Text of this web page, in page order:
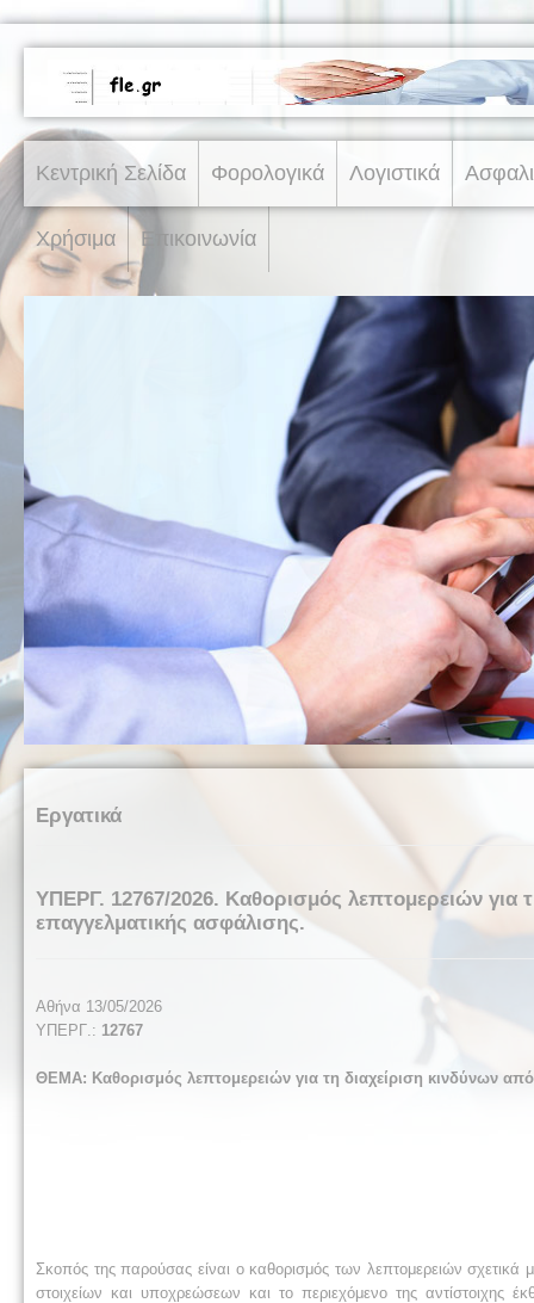
Κεντρική Σελίδα Φορολογικά Λογιστικά
Χρήσιμα Επικοινωνία
Εργατικά
ΥΠΕΡΓ. 12767/2026. Καθορισμός λεπτομερειών για
επαγγελματικής ασφάλισης.
Αθήνα 13/05/2026
ΥΠΕΡΓ .: 12767
ΘΕΜΑ: Καθορισμός λεπτομερειών για τη διαχείριση κινδύνων
Σκοπός της παρούσας είναι ο καθορισμός των λεπτομερειών σχετικά
στοιχείων και υποχρεώσεων και το περιεχόμενο της αντίστοιχης